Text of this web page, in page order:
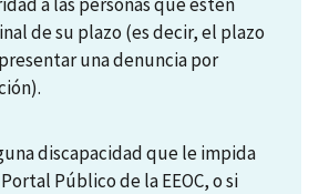
de su plazo (es decir, el plazo
una denuncia por
discapacidad que le impida
Público de la EEOC, o si